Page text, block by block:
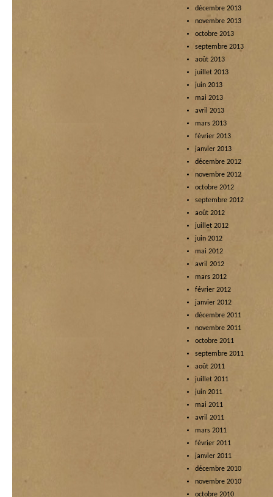
décembre 2013
novembre 2013
octobre 2013
septembre 2013
août 2013
juillet 2013
juin 2013
mai 2013
avril 2013
mars 2013
février 2013
janvier 2013
décembre 2012
novembre 2012
octobre 2012
septembre 2012
août 2012
juillet 2012
juin 2012
mai 2012
avril 2012
mars 2012
février 2012
janvier 2012
décembre 2011
novembre 2011
octobre 2011
septembre 2011
août 2011
juillet 2011
juin 2011
mai 2011
avril 2011
mars 2011
février 2011
janvier 2011
décembre 2010
novembre 2010
octobre 2010